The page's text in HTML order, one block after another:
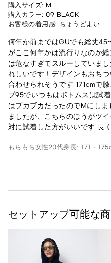
購入サイズ: M
購入カラー: 09 BLACK
お客様の着用感: ちょうどよい
何年か前まではGUでも総丈45
がここ何年かは流行りなのか
は危なすぎてスルーしていま
れしいです！デザインもおち
合わせられそうです 171cmで
プ95でいつもはボトムスは試
はブカブカだったのでMにし
ましたが、こちらのほうがツ
対に試着した方がいいです 長
もちもち女性20代身長: 171 -
セットアップ可能な